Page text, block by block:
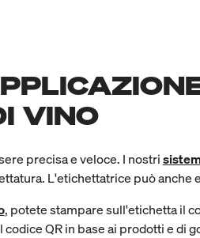
VINO
precisa e veloce. I nostri
L'etichettatrice può
, potete stampare sull'etichetta il
QR in base ai prodotti e di